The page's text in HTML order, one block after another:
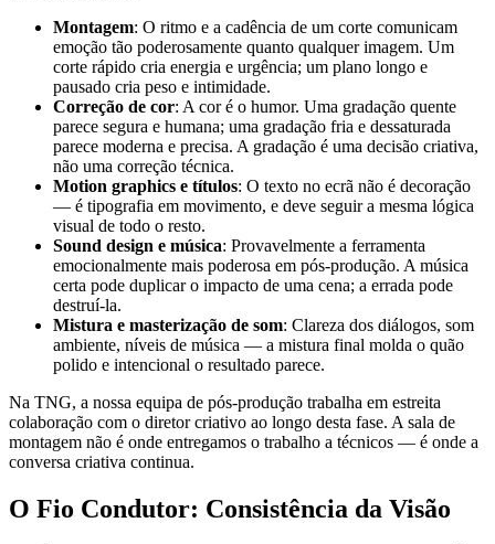
Montagem: O ritmo e a cadência de um corte comunicam
emoção tão poderosamente quanto qualquer imagem. Um
corte rápido cria energia e urgência; um plano longo e
pausado cria peso e intimidade.
Correção de cor: A cor é o humor. Uma gradação quente
parece segura e humana; uma gradação fria e dessaturada
parece moderna e precisa. A gradação é uma decisão criativa,
não uma correção técnica.
Motion graphics e títulos: O texto no ecrã não é decoração
— é tipografia em movimento, e deve seguir a mesma lógica
visual de todo o resto.
Sound design e música: Provavelmente a ferramenta
emocionalmente mais poderosa em pós-produção. A música
certa pode duplicar o impacto de uma cena; a errada pode
destruí-la.
Mistura e masterização de som: Clareza dos diálogos, som
ambiente, níveis de música — a mistura final molda o quão
polido e intencional o resultado parece.
Na TNG, a nossa equipa de pós-produção trabalha em estreita
colaboração com o diretor criativo ao longo desta fase. A sala de
montagem não é onde entregamos o trabalho a técnicos — é onde a
conversa criativa continua.
O Fio Condutor: Consistência da Visão